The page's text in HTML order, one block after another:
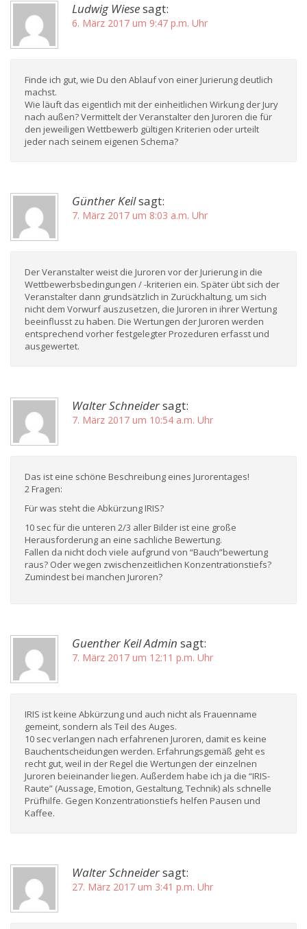
Ludwig Wiesesagt:
6. März 2017 um 9:47 p.m. Uhr
Finde ich gut, wie Du den Ablauf von einer Jurierung deutlich
machst.
Wie läuft das eigentlich mit der einheitlichen Wirkung der Jury
nach außen? Vermittelt der Veranstalter den Juroren die für
den jeweiligen Wettbewerb gültigen Kriterien oder urteilt
jeder nach seinem eigenen Schema?
Günther Keilsagt:
7. März 2017 um 8:03 a.m. Uhr
Der Veranstalter weist die Juroren vor der Jurierung in die
Wettbewerbsbedingungen / -kriterien ein. Später übt sich der
Veranstalter dann grundsätzlich in Zurückhaltung, um sich
nicht dem Vorwurf auszusetzen, die Juroren in ihrer Wertung
beeinflusst zu haben. Die Wertungen der Juroren werden
entsprechend vorher festgelegter Prozeduren erfasst und
ausgewertet.
Walter Schneidersagt:
7. März 2017 um 10:54 a.m. Uhr
Das ist eine schöne Beschreibung eines Jurorentages!
2 Fragen:
Für was steht die Abkürzung IRIS?
10 sec für die unteren 2/3 aller Bilder ist eine große
Herausforderung an eine sachliche Bewertung.
Fallen da nicht doch viele aufgrund von “Bauch”bewertung
raus? Oder wegen zwischenzeitlichen Konzentrationstiefs?
Zumindest bei manchen Juroren?
Guenther Keil Admin sagt:
7. März 2017 um 12:11 p.m. Uhr
IRIS ist keine Abkürzung und auch nicht als Frauenname
gemeint, sondern als Teil des Auges.
10 sec verlangen nach erfahrenen Juroren, damit es keine
Bauchentscheidungen werden. Erfahrungsgemäß geht es
recht gut, weil in der Regel die Wertungen der einzelnen
Juroren beieinander liegen. Außerdem habe ich ja die “IRIS-
Raute” (Aussage, Emotion, Gestaltung, Technik) als schnelle
Prüfhilfe. Gegen Konzentrationstiefs helfen Pausen und
Kaffee.
Walter Schneidersagt:
27. März 2017 um 3:41 p.m. Uhr